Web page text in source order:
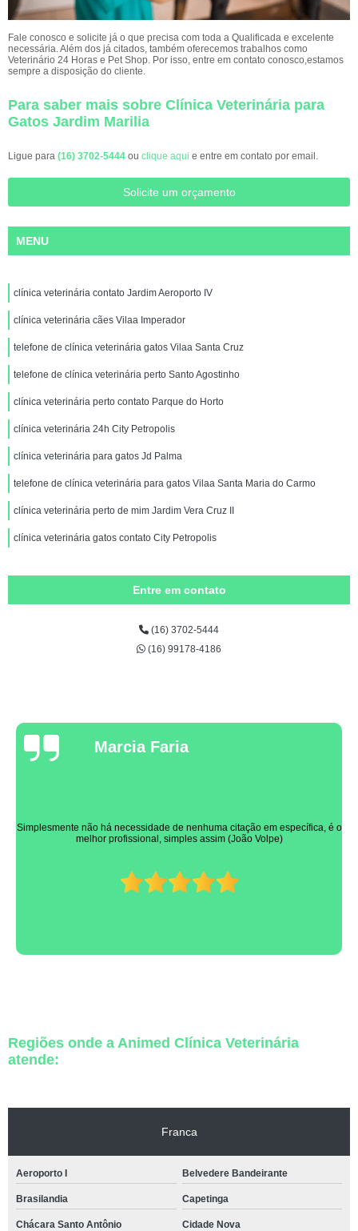
Fale conosco e solicite já o que precisa com toda a Qualificada e excelente
necessária. Além dos já citados, também oferecemos trabalhos como
Veterinário 24 Horas e Pet Shop. Por isso, entre em contato conosco,estamos
sempre a disposição do cliente.
Para saber mais sobre Clínica Veterinária para
Gatos Jardim Marilia
Ligue para (16) 3702-5444 ou clique aqui e entre em contato por email.
Solicite um orçamento
MENU
clínica veterinária contato Jardim Aeroporto IV
clínica veterinária cães Vilaa Imperador
telefone de clínica veterinária gatos Vilaa Santa Cruz
telefone de clínica veterinária perto Santo Agostinho
clínica veterinária perto contato Parque do Horto
clínica veterinária 24h City Petropolis
clínica veterinária para gatos Jd Palma
telefone de clínica veterinária para gatos Vilaa Santa Maria do Carmo
clínica veterinária perto de mim Jardim Vera Cruz II
clínica veterinária gatos contato City Petropolis
Entre em contato
(16) 3702-5444
(16) 99178-4186
Marcia Faria
Simplesmente não há necessidade de nenhuma citação em específica, é o
melhor profissional, simples assim (João Volpe)
Regiões onde a Animed Clínica Veterinária
atende:
Franca
Aeroporto I Belvedere Bandeirante
Brasilandia Capetinga
Chácara Santo Antônio Cidade Nova